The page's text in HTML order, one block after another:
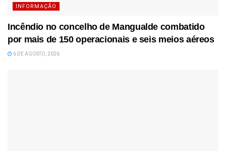
INFORMAÇÃO
Incêndio no concelho de Mangualde combatido
por mais de 150 operacionais e seis meios aéreos
6 DE AGOSTO, 2026